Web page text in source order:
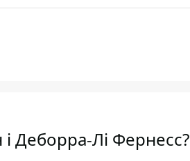
Деборра-Лі Фернесс?